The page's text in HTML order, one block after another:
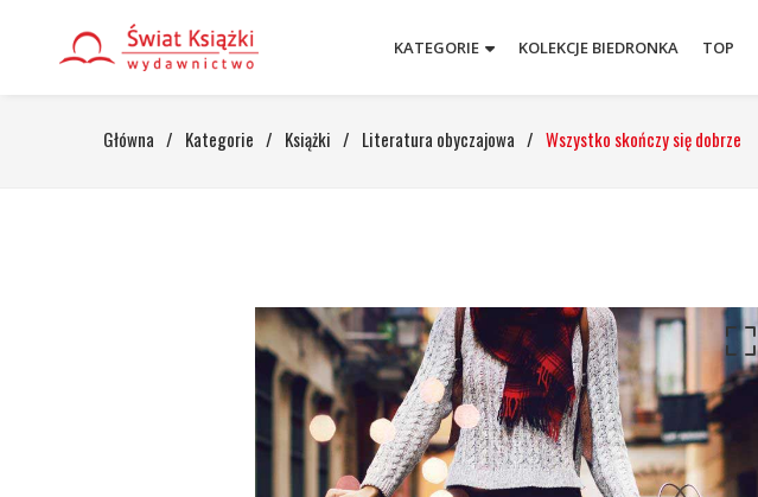
KATEGORIE KOLEKCJE BIEDRONKA TOP
Główna / Kategorie / Książki / Literatura obyczajowa / Wszystko skończy się dobrze